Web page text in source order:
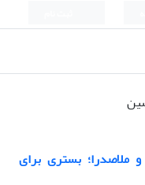
ملاصدرا؛ بستری برای